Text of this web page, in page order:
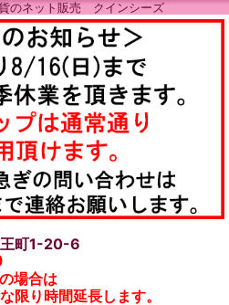
のネット販売 クインシーズ
王町1-20-6
場合は
限り時間延長します。